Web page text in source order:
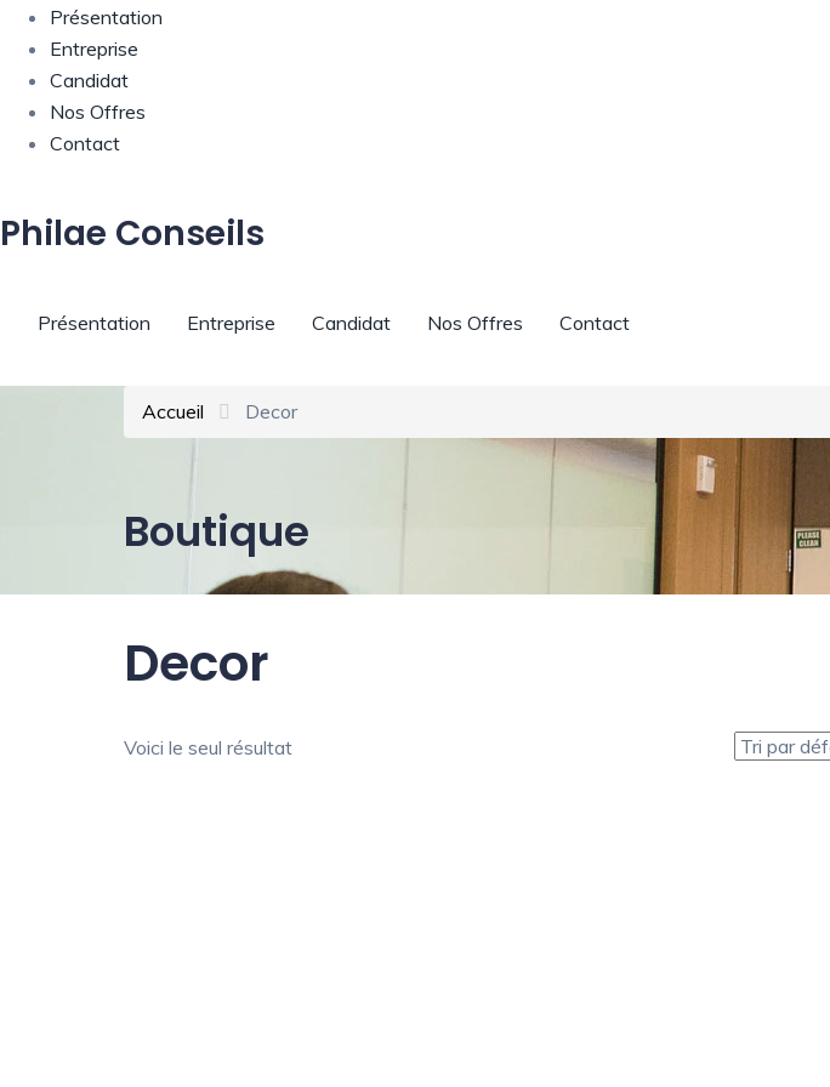
Présentation
Entreprise
Candidat
Nos Offres
Contact
Philae Conseils
Présentation Entreprise Candidat Nos Offres Contact
Accueil Decor
Boutique
Decor
Voici le seul résultat